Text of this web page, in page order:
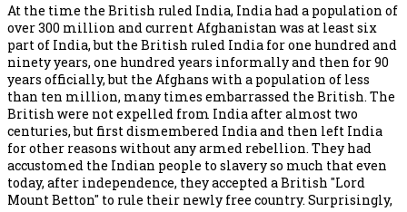
At the time the British ruled India, India had a population of
over 300 million and current Afghanistan was at least six
part of India, but the British ruled India for one hundred and
ninety years, one hundred years informally and then for 90
years officially, but the Afghans with a population of less
than ten million, many times embarrassed the British. The
British were not expelled from India after almost two
centuries, but first dismembered India and then left India
for other reasons without any armed rebellion. They had
accustomed the Indian people to slavery so much that even
today, after independence, they accepted a British "Lord
Mount Betton" to rule their newly free country. Surprisingly,